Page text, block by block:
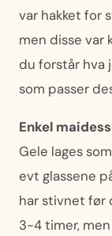
var hakket for
men disse var
du forstår hva
som passer
Enkel
Gele lages
evt glassene
har stivnet før
3-4 timer,